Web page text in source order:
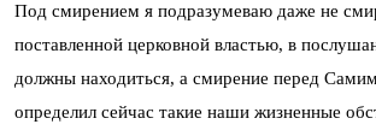
Под смирением я подразумеваю даже не
поставленной церковной властью, в
должны находиться, а смирение перед
определил сейчас такие наши жизненные